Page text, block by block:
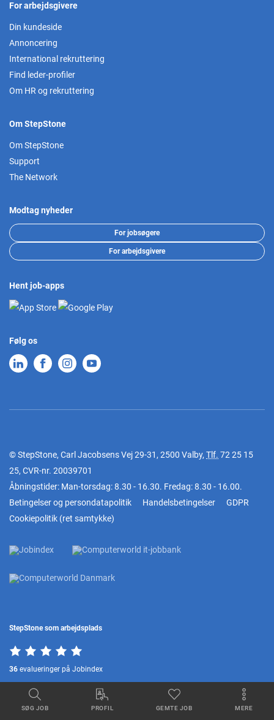
SØG JOB PROFIL GEMTE JOB MERE
For arbejdsgivere
Din kundeside
Annoncering
International rekruttering
Find leder-profiler
Om HR og rekruttering
Om StepStone
Om StepStone
Support
The Network
Modtag nyheder
For jobsøgere
For arbejdsgivere
Hent job-apps
Følg os
© StepStone, Carl Jacobsens Vej 29-31, 2500 Valby, Tlf. 72 25 15
25, CVR-nr. 20039701
Åbningstider: Man-torsdag: 8.30 - 16.30. Fredag: 8.30 - 16.00.
Betingelser og persondatapolitik
Handelsbetingelser
GDPR
Cookiepolitik (ret samtykke)
StepStone som arbejdsplads
36 evalueringer på Jobindex